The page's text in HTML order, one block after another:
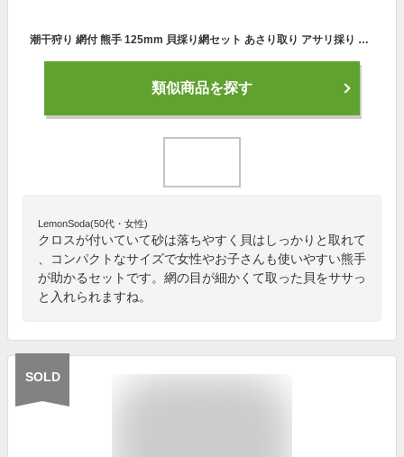
潮干狩り 網付 熊手 125mm 貝採り網セット あさり取り アサリ採り 袋 あみ袋 ネット 網 アサリ はまぐり 道具 小型
類似商品を探す
LemonSoda(50代・女性)
クロスが付いていて砂は落ちやすく貝はしっかりと取れて
、コンパクトなサイズで女性やお子さんも使いやすい熊手
が助かるセットです。網の目が細かくて取った貝をササっ
と入れられますね。
SOLD